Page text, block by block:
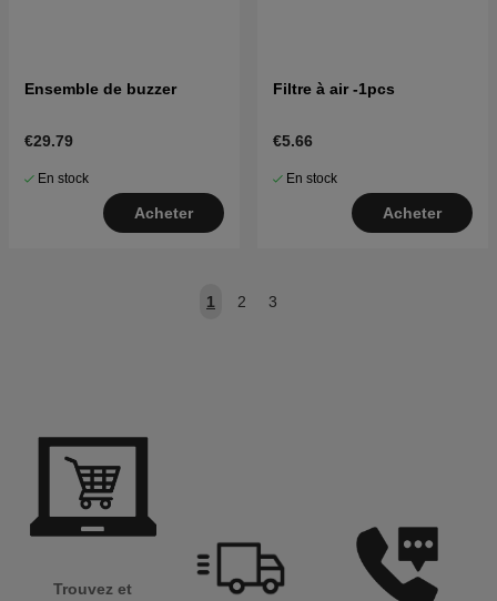
Ensemble de buzzer
€29.79
En stock
Acheter
Filtre à air -1pcs
€5.66
En stock
Acheter
1 2 3
Trouvez et